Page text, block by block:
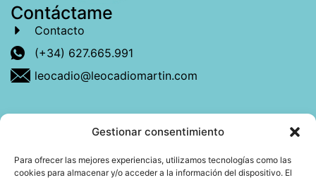
Gestionar consentimiento
Para ofrecer las mejores experiencias, utilizamos tecnologías como las
cookies para almacenar y/o acceder a la información del dispositivo. El
Contáctame
Contacto
(+34) 627.665.991
leocadio@leocadiomartin.com
Descubre más sobre mí